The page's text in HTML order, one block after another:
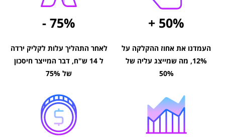
- 75%
לאחר התהליך עלות לקליק ירדה
ל 14 ש"ח, דבר המייצר חיסכון
של 75%
+ 50%
העמדנו את אחוז ההקלקה על
12%, מה שמייצג עליה של
50%